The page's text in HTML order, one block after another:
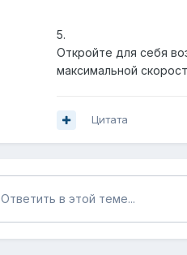
5.
Откройте для себя
максимальной
Цитата
Ответить в этой теме...